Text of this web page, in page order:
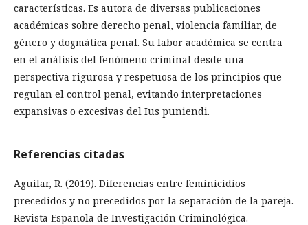
características. Es autora de diversas publicaciones
académicas sobre derecho penal, violencia familiar, de
género y dogmática penal. Su labor académica se centra
en el análisis del fenómeno criminal desde una
perspectiva rigurosa y respetuosa de los principios que
regulan el control penal, evitando interpretaciones
expansivas o excesivas del Ius puniendi.
Referencias citadas
Aguilar, R. (2019). Diferencias entre feminicidios
precedidos y no precedidos por la separación de la pareja.
Revista Española de Investigación Criminológica.